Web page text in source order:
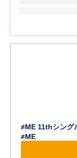
≠ME 11thシング
≠ME